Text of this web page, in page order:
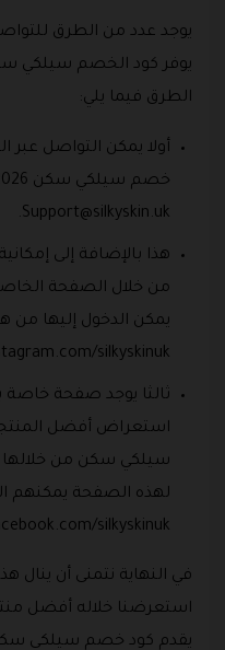
يوجد عدد من الطرق
يوفر كود الخصم سيلكي
الطرق فيما يلي:
أولا يمكن التواصل عبر
خصم سيلكي سكن 2026 وذلك من خلال هذا الرابط
Support@silkyskin.uk
.
هذا بالإضافة إلى
من خلال الصفحة
يمكن الدخول إليها من
silkyskinuk/.
ثالثا يوجد صفحة خاصة
استعراض أفضل
سيلكي سكن من خلالها
لهذه الصفحة يمكنهم
silkyskinuk/.
في النهاية نتمنى أن ينال
استعرضنا خلاله أفضل
يقدم كود خصم سيلكي